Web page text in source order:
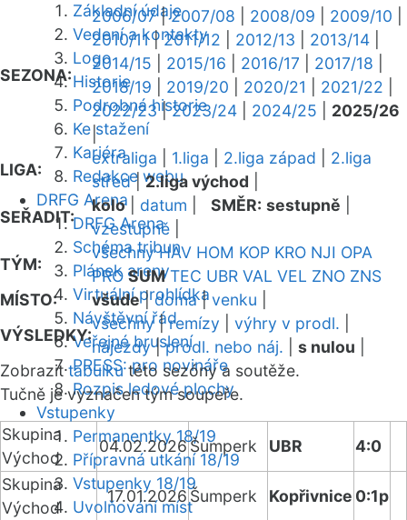
Základní údaje
Vedení a kontakty
Logo
Historie
Podrobná historie
Ke stažení
Kariéra
Redakce webu
DRFG Arena
DRFG Arena
Schéma tribun
Plánek areny
Virtuální prohlídka
Návštěvní řád
Veřejné bruslení
PRESS: pro novináře
Rozpis ledové plochy
Vstupenky
Permanentky 18/19
Přípravná utkání 18/19
Vstupenky 18/19
Uvolňování míst
SEZONA:
2006/07|2007/08 2008/09 2009/10
2010/11|2011/12 2012/13 2013/14
2014/15
2015/16 2016/17 2017/18
2018/19
2019/20 2020/21 2021/22
2022/23|2023/24 2024/25
2025/26
|
LIGA:
extraliga 1.liga 2.liga západ
2.liga
střed|2.liga východ
SEŘADIT:
kolo| datum SMĚR: sestupně
vzestupně
TÝM:
všechny HAV HOM KOP KRO NJI OPA
PRO SUM TEC UBR VAL VEL ZNO ZNS
MÍSTO:
všude|doma|venku
VÝSLEDKY:
všechny|remízy výhry v prodl.
nájezdy|prodl. nebo náj. s nulou
Zobrazittabulkutéto sezóny a soutěže.
Tučně je vyznačen tým soupeře.
Skupina
Východ
04.02.2026Šumperk UBR
4:0
Skupina
Východ
17.01.2026 Šumperk Kopřivnice 0:1p